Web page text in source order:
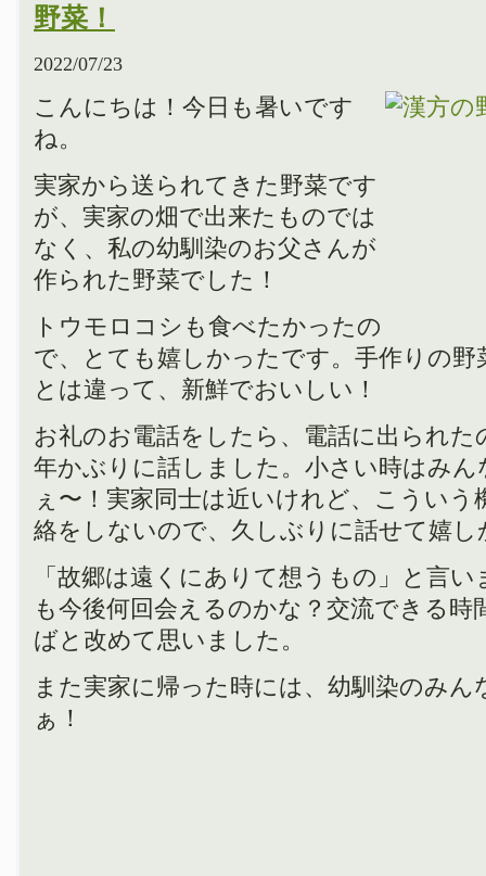
野菜！
2022/07/23
こんにちは！今日も暑いです
ね。
実家から送られてきた野菜です
が、実家の畑で出来たものでは
なく、私の幼馴染のお父さんが
作られた野菜でした！
トウモロコシも食べたかったの
で、とても嬉しかったです。手作りの
とは違って、新鮮でおいしい！
お礼のお電話をしたら、電話に出られた
年かぶりに話しました。小さい時はみ
ぇ〜！実家同士は近いけれど、こうい
絡をしないので、久しぶりに話せて嬉し
「故郷は遠くにありて想うもの」と言
も今後何回会えるのかな？交流できる時
ばと改めて思いました。
また実家に帰った時には、幼馴染のみ
ぁ！